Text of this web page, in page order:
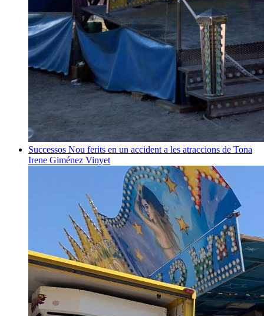
Successos Nou ferits en un accident a les atraccions de Tona
Irene Giménez Vinyet